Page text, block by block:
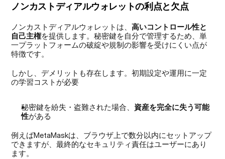
ノンカストディアルウォレットの利点と欠点
ノンカストディアルウォレットは、高いコントロール性と
自己主権を提供します。秘密鍵を自分で管理するため、単
一プラットフォームの破綻や規制の影響を受けにくい点が
特徴です。
しかし、デメリットも存在します。初期設定や運用に一定
の学習コストが必要
秘密鍵を紛失・盗難された場合、 資産を完全に失う可能
性がある
例えばMetaMaskは、ブラウザ上で数分以内にセットアップ
できますが、最終的なセキュリティ責任はユーザーにあり
ます。